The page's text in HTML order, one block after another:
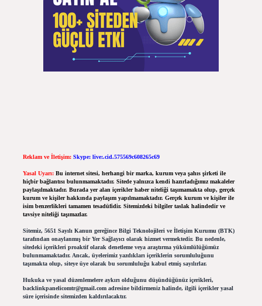
Reklam ve İletişim: Skype: live:.cid.575569c608265c69
Yasal Uyarı: Bu internet sitesi, herhangi bir marka, kurum veya şahıs şirketi ile
hiçbir bağlantısı bulunmamaktadır. Sitede yalnızca kendi hazırladığımız makaleler
paylaşılmaktadır. Burada yer alan içerikler haber niteliği taşımamakta olup, gerçek
kurum ve kişiler hakkında paylaşım yapılmamaktadır. Gerçek kurum ve kişiler ile
isim benzerlikleri tamamen tesadüfidir. Sitemizdeki bilgiler taslak halindedir ve
tavsiye niteliği taşımazlar.
Sitemiz, 5651 Sayılı Kanun gereğince Bilgi Teknolojileri ve İletişim Kurumu (BTK)
tarafından onaylanmış bir Yer Sağlayıcı olarak hizmet vermektedir. Bu nedenle,
sitedeki içerikleri proaktif olarak denetleme veya araştırma yükümlülüğümüz
bulunmamaktadır. Ancak, üyelerimiz yazdıkları içeriklerin sorumluluğunu
taşımakta olup, siteye üye olarak bu sorumluluğu kabul etmiş sayılırlar.
Hukuka ve yasal düzenlemelere aykırı olduğunu düşündüğünüz içerikleri,
backlinkpanelicomtr@gmail.comadresine bildirmeniz halinde, ilgili içerikler yasal
süre içerisinde sitemizden kaldırılacaktır.